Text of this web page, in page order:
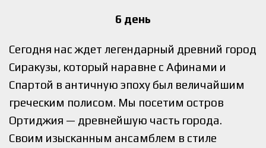
6 день
Сегодня нас ждет легендарный древний город
Сиракузы, который наравне с Афинами и
Спартой в античную эпоху был величайшим
греческим полисом. Мы посетим остров
Ортиджия — древнейшую часть города.
Своим изысканным ансамблем в стиле